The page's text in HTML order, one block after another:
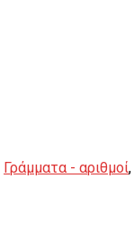
Γράμματα - αριθμοί,